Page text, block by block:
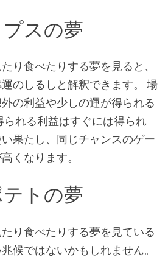
スの夢
り食べたりする夢を見ると、
のしるしと解釈できます。 場
の利益や少しの運が得られる
られる利益はすぐには得られ
果たし、同じチャンスのゲー
くなります。
トの夢
り食べたりする夢を見ている
候ではないかもしれません。